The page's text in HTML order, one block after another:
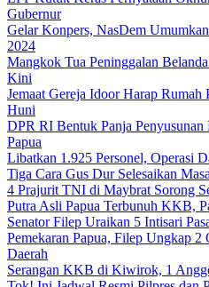
Gubernur
Gelar Konpers, NasDem
2024
Mangkok Tua Peninggalan
Kini
Jemaat Gereja Idoor Harap
Huni
DPR RI Bentuk Panja
Papua
Libatkan 1.925 Personel, Operasi
Tiga Cara Gus Dur Selesaikan
4 Prajurit TNI di Maybrat Sorong
Putra Asli Papua Terbunuh KKB,
Senator Filep Uraikan 5 Intisari
Pemekaran Papua, Filep Ungkap 2
Daerah
Serangan KKB di Kiwirok, 1